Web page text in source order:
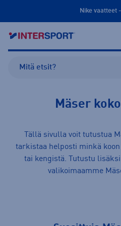
Nike vaatteet
Mäser
Tällä sivulla voit tutustua
tarkistaa helposti minkä
tai kengistä. Tutustu
valikoimaamme